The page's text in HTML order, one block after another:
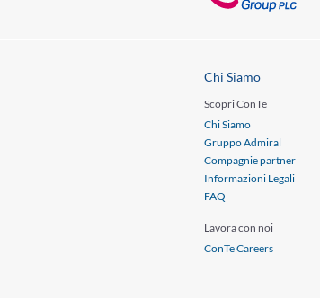
Chi Siamo
Scopri ConTe
Chi Siamo
Gruppo Admiral
Compagnie partner
Informazioni Legali
FAQ
Lavora con noi
ConTe Careers